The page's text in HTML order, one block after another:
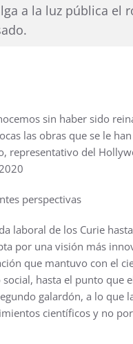
a la luz pública el
sin haber sido
las obras que se le
representativo del
perspectivas
laboral de los Curie
por una visión más
que mantuvo con el
hasta el punto que
galardón, a lo que
científicos y no